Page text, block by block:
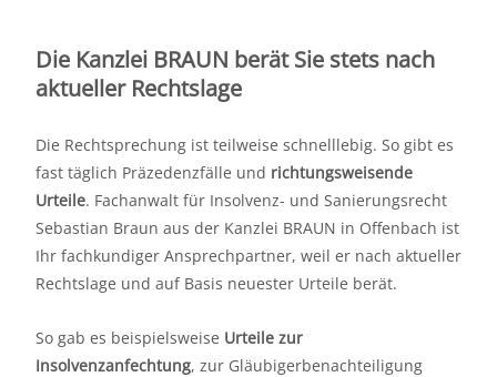
Die Kanzlei BRAUN berät Sie stets nach
aktueller Rechtslage
Die Rechtsprechung ist teilweise schnelllebig. So gibt es
fast täglich Präzedenzfälle und richtungsweisende
Urteile. Fachanwalt für Insolvenz- und Sanierungsrecht
Sebastian Braun aus der Kanzlei BRAUN in Offenbach ist
Ihr fachkundiger Ansprechpartner, weil er nach aktueller
Rechtslage und auf Basis neuester Urteile berät.
So gab es beispielsweise Urteile zur
Insolvenzanfechtung, zur Gläubigerbenachteiligung